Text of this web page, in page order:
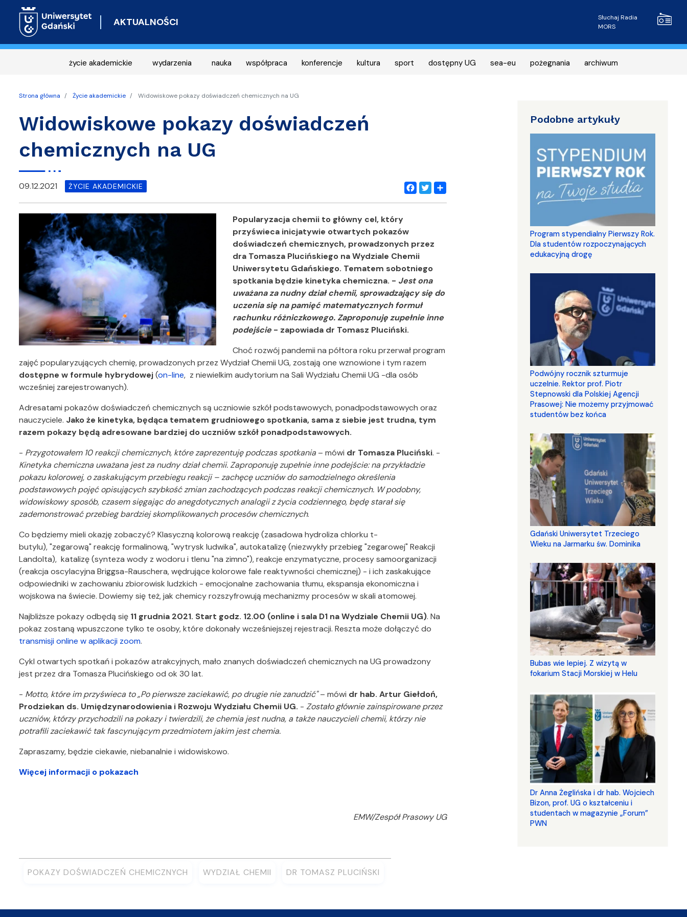
AKTUALNOŚCI Radio
Słuchaj Radia
MORS
życie akademickie wydarzenia nauka współpraca konferencje kultura sport dostępny UG sea-eu pożegnania archiwum
Strona główna Życie akademickie Widowiskowe pokazy doświadczeń chemicznych na UG
Widowiskowe pokazy doświadczeń
chemicznych na UG
Facebook
Twitter
Share
09.12.2021 ŻYCIE AKADEMICKIE
Popularyzacja chemii to główny cel, który
przyświeca inicjatywie otwartych pokazów
doświadczeń chemicznych, prowadzonych przez
dra Tomasza Plucińskiego na Wydziale Chemii
Uniwersytetu Gdańskiego. Tematem sobotniego
spotkania będzie kinetyka chemiczna. - Jest ona
uważana za nudny dział chemii, sprowadzający się do
uczenia się na pamięć matematycznych formuł
rachunku różniczkowego. Zaproponuję zupełnie inne
podejście - zapowiada dr Tomasz Pluciński.
Choć rozwój pandemii na półtora roku przerwał program
zajęć popularyzujących chemię, prowadzonych przez Wydział Chemii UG, zostają one wznowione i tym razem
dostępne w formule hybrydowej(on-line, z niewielkim audytorium na Sali Wydziału Chemii UG -dla osób
wcześniej zarejestrowanych).
Adresatami pokazów doświadczeń chemicznych są uczniowie szkół podstawowych, ponadpodstawowych oraz
nauczyciele. Jako że kinetyka, będąca tematem grudniowego spotkania, sama z siebie jest trudna, tym
razem pokazy będą adresowane bardziej do uczniów szkół ponadpodstawowych.
- Przygotowałem 10 reakcji chemicznych, które zaprezentuję podczas spotkania – mówi dr Tomasza Pluciński. -
Kinetyka chemiczna uważana jest za nudny dział chemii. Zaproponuję zupełnie inne podejście: na przykładzie
pokazu kolorowej, o zaskakującym przebiegu reakcji – zachęcę uczniów do samodzielnego określenia
podstawowych pojęć opisujących szybkość zmian zachodzących podczas reakcji chemicznych. W podobny,
widowiskowy sposób, czasem sięgając do anegdotycznych analogii z życia codziennego, będę starał się
zademonstrować przebieg bardziej skomplikowanych procesów chemicznych.
Co będziemy mieli okazję zobaczyć? Klasyczną kolorową reakcję (zasadowa hydroliza chlorku t-
butylu), "zegarową" reakcję formalinową, "wytrysk ludwika", autokatalizę (niezwykły przebieg "zegarowej" Reakcji
Landolta), katalizę (synteza wody z wodoru i tlenu "na zimno"), reakcje enzymatyczne, procesy samoorganizacji
(reakcja oscylacyjna Briggsa-Rauschera, wędrujące kolorowe fale reaktywności chemicznej) - i ich zaskakujące
odpowiedniki w zachowaniu zbiorowisk ludzkich - emocjonalne zachowania tłumu, ekspansja ekonomiczna i
wojskowa na świecie. Dowiemy się też, jak chemicy rozszyfrowują mechanizmy procesów w skali atomowej.
Najbliższe pokazy odbędą się 11 grudnia 2021. Start godz. 12.00 (online i sala D1 na Wydziale Chemii UG). Na
pokaz zostaną wpuszczone tylko te osoby, które dokonały wcześniejszej rejestracji. Reszta może dołączyć do
transmisji online w aplikacji zoom.
Cykl otwartych spotkań i pokazów atrakcyjnych, mało znanych doświadczeń chemicznych na UG prowadzony
jest przez dra Tomasza Plucińskiego od ok 30 lat.
- Motto, które im przyświeca to „Po pierwsze zaciekawić, po drugie nie zanudzić"– mówi dr hab. Artur Giełdoń,
Prodziekan ds. Umiędzynarodowienia i Rozwoju Wydziału Chemii UG. - Zostało głównie zainspirowane przez
uczniów, którzy przychodzili na pokazy i twierdzili, że chemia jest nudna, a także nauczycieli chemii, którzy nie
potrafili zaciekawić tak fascynującym przedmiotem jakim jest chemia.
Zapraszamy, będzie ciekawie, niebanalnie i widowiskowo.
Więcej informacji o pokazach
EMW/Zespół Prasowy UG
POKAZY DOŚWIADCZEŃ CHEMICZNYCH WYDZIAŁ CHEMII DR TOMASZ PLUCIŃSKI
Podobne artykuły
Program stypendialny Pierwszy Rok.
Dla studentów rozpoczynających
edukacyjną drogę
Podwójny rocznik szturmuje
uczelnie. Rektor prof. Piotr
Stepnowski dla Polskiej Agencji
Prasowej: Nie możemy przyjmować
studentów bez końca
Gdański Uniwersytet Trzeciego
Wieku na Jarmarku św. Dominika
Bubas wie lepiej. Z wizytą w
fokarium Stacji Morskiej w Helu
​​​​​​​Dr Anna Żeglińska i dr hab. Wojciech
Bizon, prof. UG o kształceniu i
studentach w magazynie „Forum”
PWN